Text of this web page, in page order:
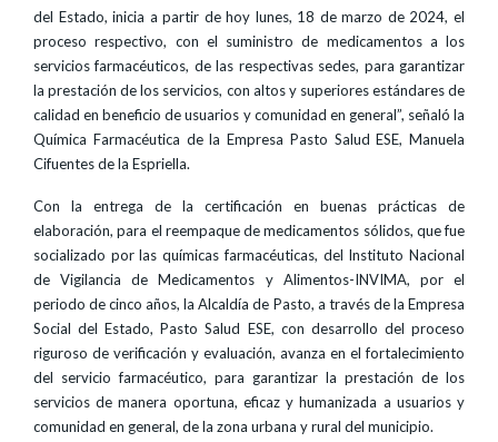
del Estado, inicia a partir de hoy lunes, 18 de marzo de 2024, el
proceso respectivo, con el suministro de medicamentos a los
servicios farmacéuticos, de las respectivas sedes, para garantizar
la prestación de los servicios, con altos y superiores estándares de
calidad en beneficio de usuarios y comunidad en general”, señaló la
Química Farmacéutica de la Empresa Pasto Salud ESE, Manuela
Cifuentes de la Espriella.
Con la entrega de la certificación en buenas prácticas de
elaboración, para el reempaque de medicamentos sólidos, que fue
socializado por las químicas farmacéuticas, del Instituto Nacional
de Vigilancia de Medicamentos y Alimentos-INVIMA, por el
periodo de cinco años, la Alcaldía de Pasto, a través de la Empresa
Social del Estado, Pasto Salud ESE, con desarrollo del proceso
riguroso de verificación y evaluación, avanza en el fortalecimiento
del servicio farmacéutico, para garantizar la prestación de los
servicios de manera oportuna, eficaz y humanizada a usuarios y
comunidad en general, de la zona urbana y rural del municipio.